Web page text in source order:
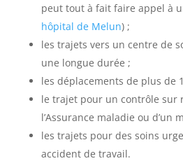
peut tout à fait faire appel à
hôpital de Melun) ;
les trajets vers un centre de
une longue durée ;
les déplacements de plus de
le trajet pour un contrôle sur
l’Assurance maladie ou d’un
les trajets pour des soins
accident de travail.